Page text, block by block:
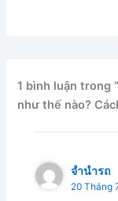
1 bình luận trong
như thế nào?
จำนำรถ
20 Tháng